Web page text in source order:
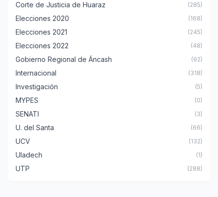
Corte de Justicia de Huaraz (285)
Elecciones 2020 (168)
Elecciones 2021 (245)
Elecciones 2022 (48)
Gobierno Regional de Áncash (92)
Internacional (318)
Investigación (5)
MYPES (0)
SENATI (3)
U. del Santa (66)
UCV (132)
Uladech (1)
UTP (288)